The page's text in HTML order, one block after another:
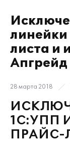
листа и
Апгрейд
28 марта 2018
1С:УПП
ПРАЙС-